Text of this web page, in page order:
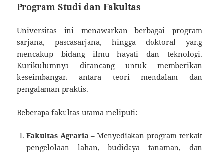
Program Studi dan Fakultas
Universitas ini menawarkan berbagai program
sarjana, pascasarjana, hingga doktoral yang
mencakup bidang ilmu hayati dan teknologi.
Kurikulumnya dirancang untuk memberikan
keseimbangan antara teori mendalam dan
pengalaman praktis.
Beberapa fakultas utama meliputi:
Fakultas Agraria – Menyediakan program terkait
pengelolaan lahan, budidaya tanaman, dan